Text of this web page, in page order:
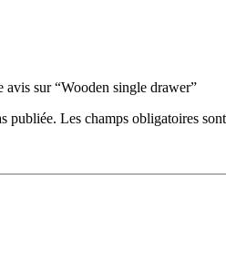
avis sur “Wooden single drawer”
publiée. Les champs obligatoires